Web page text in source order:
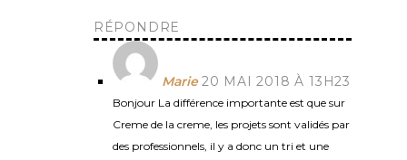
RÉPONDRE
Marie 20 MAI 2018 À 13H23
Bonjour La différence importante est que sur
Creme de la creme, les projets sont validés par
des professionnels, il y a donc un tri et une